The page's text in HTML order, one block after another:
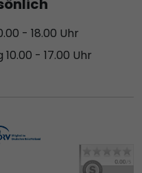
- 18.00 Uhr
- 17.00 Uhr